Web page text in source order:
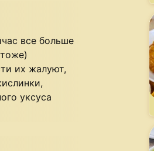
все больше
их жалуют,
уксуса